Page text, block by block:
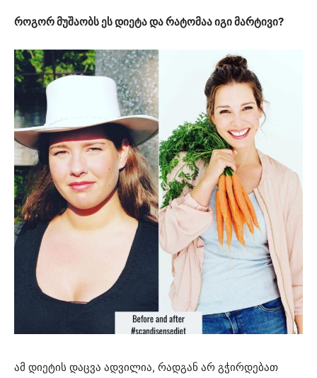
როგორ მუშაობს ეს დიეტა და რატომაა იგი მარტივი?
ამ დიეტის დაცვა ადვილია, რადგან არ გჭირდებათ